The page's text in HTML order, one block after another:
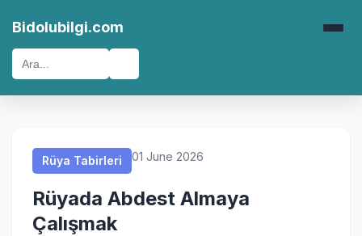
Bidolubilgi.com
Rüya Tabirleri 01 June 2026
Rüyada Abdest Almaya
Çalışmak
Rüya Tabirleri
Rüya Tabirleri
Rüya Tabirleri
Rüya Tabirleri